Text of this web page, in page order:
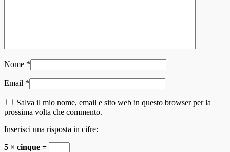
Nome *
Email *
Salva il mio nome, email e sito web in questo browser per la
prossima volta che commento.
Inserisci una risposta in cifre:
5 × cinque =